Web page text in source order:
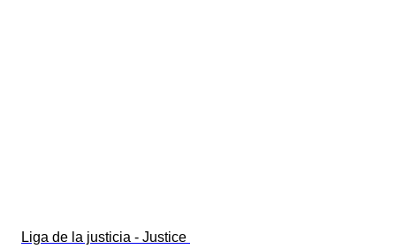
Liga de la justicia - Justice